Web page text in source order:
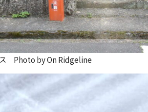
Photo by On Ridgeline